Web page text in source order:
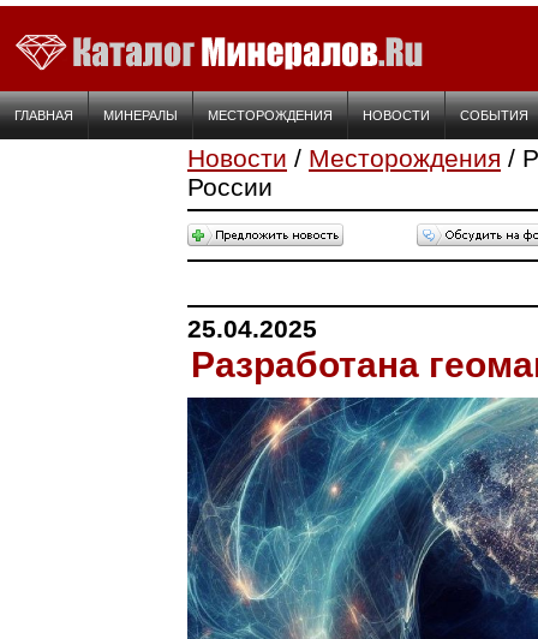
ГЛАВНАЯ МИНЕРАЛЫ МЕСТОРОЖДЕНИЯ НОВОСТИ СОБЫТИЯ
Новости / Месторождения /
России
25.04.2025
Разработана